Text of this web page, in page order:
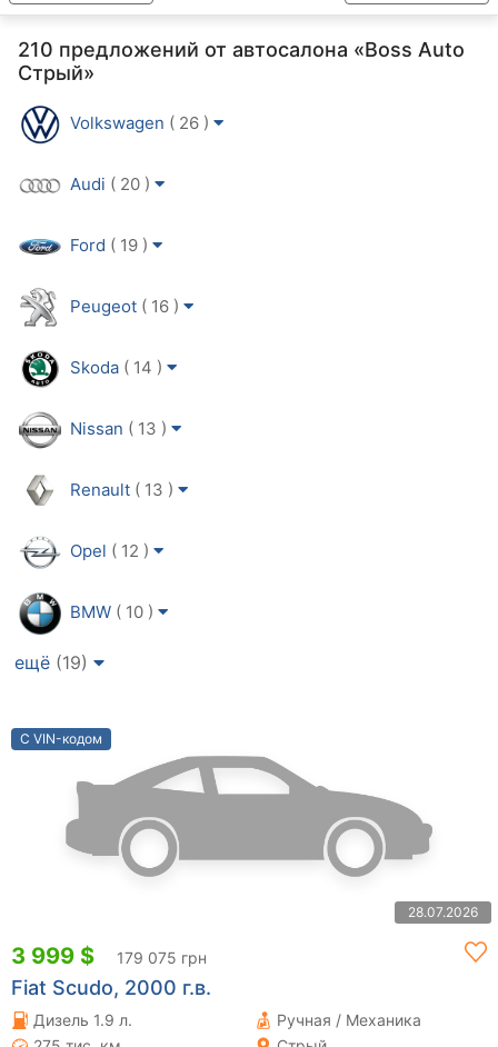
210 предложений от автосалона «Boss Auto
Стрый»
Volkswagen ( 26 )
Audi ( 20 )
Ford ( 19 )
Peugeot ( 16 )
Skoda ( 14 )
Nissan ( 13 )
Renault ( 13 )
Opel ( 12 )
BMW ( 10 )
ещё (19)
С VIN-кодом
28.07.2026
3 999 $ 179 075 грн
Fiat Scudo, 2000 г.в.
Дизель 1.9 л.
Ручная / Механика